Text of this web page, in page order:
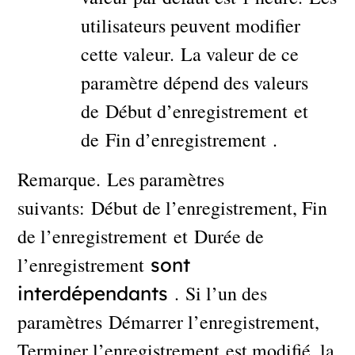
utilisateurs peuvent modifier
cette valeur. La valeur de ce
paramètre dépend des valeurs
de Début d’enregistrement et
de Fin d’enregistrement .
Remarque. Les paramètres
suivants: Début de l’enregistrement, Fin
de l’enregistrement et Durée de
l’enregistrement sont
interdépendants . Si l’un des
paramètres Démarrer l’enregistrement,